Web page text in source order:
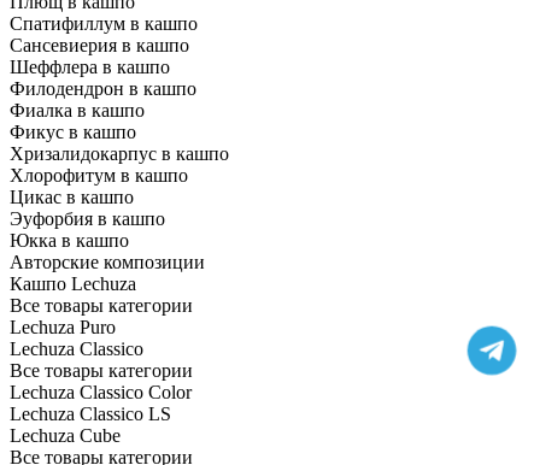
Спатифиллум в кашпо
Сансевиерия в кашпо
Шеффлера в кашпо
Филодендрон в кашпо
Фиалка в кашпо
Фикус в кашпо
Хризалидокарпус в кашпо
Хлорофитум в кашпо
Цикас в кашпо
Эуфорбия в кашпо
Юкка в кашпо
Авторские композиции
Кашпо Lechuza
Все товары категории
Lechuza Puro
Lechuza Classico
Все товары категории
Lechuza Classico Color
Lechuza Classico LS
Lechuza Cube
Все товары категории